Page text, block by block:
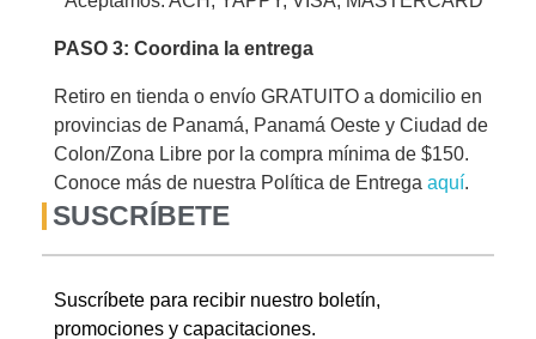
PASO 3: Coordina la entrega
Retiro en tienda o envío GRATUITO a domicilio en
provincias de Panamá, Panamá Oeste y Ciudad de
Colon/Zona Libre por la compra mínima de $150.
Conoce más de nuestra Política de Entrega aquí.
SUSCRÍBETE
Suscríbete para recibir nuestro boletín,
promociones y capacitaciones.